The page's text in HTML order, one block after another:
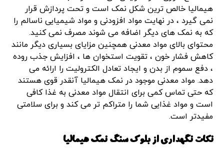
هیمالیا خالص ترین شکل نمک است و تحت پردازش قرار
نمی گیرد ، در نهایت مواد افزودنی و مواد شیمیایی ناسالم را
که به نمک های دیگر اضافه می شوند مصرف نمی کنید.
محتوای بالای مواد معدنی همچنین مزایای بسیاری دیگر مانند
کاهش فشار خون ، تقویت استخوان ها ، افزایش جذب روده
، دفع سموم از بدن و ایجاد تعادل الکترولیت را ارائه می
دهد. مواد معدنی موجود در نمک هیمالیا آنقدر قوی هستند
که حتی تماس کمی برای انتقال مواد معدنی به غذا کافی
است و مواد غذایی شما را متراکم تر می کند و برای سلامتی
مفیدتر است.
نکات نگهداری از بلوک سنگ نمک هیمالیا